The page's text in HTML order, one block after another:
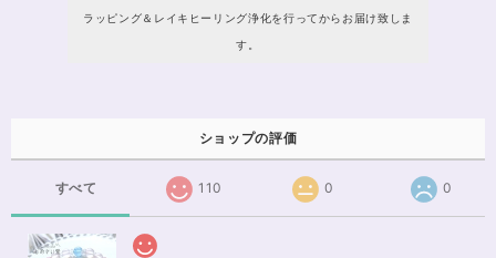
ラッピング＆レイキヒーリング浄化を行ってからお届け致しま
す。
ショップの評価
すべて 110 0 0